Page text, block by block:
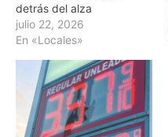
detrás del alza
julio 22, 2026
En «Locales»